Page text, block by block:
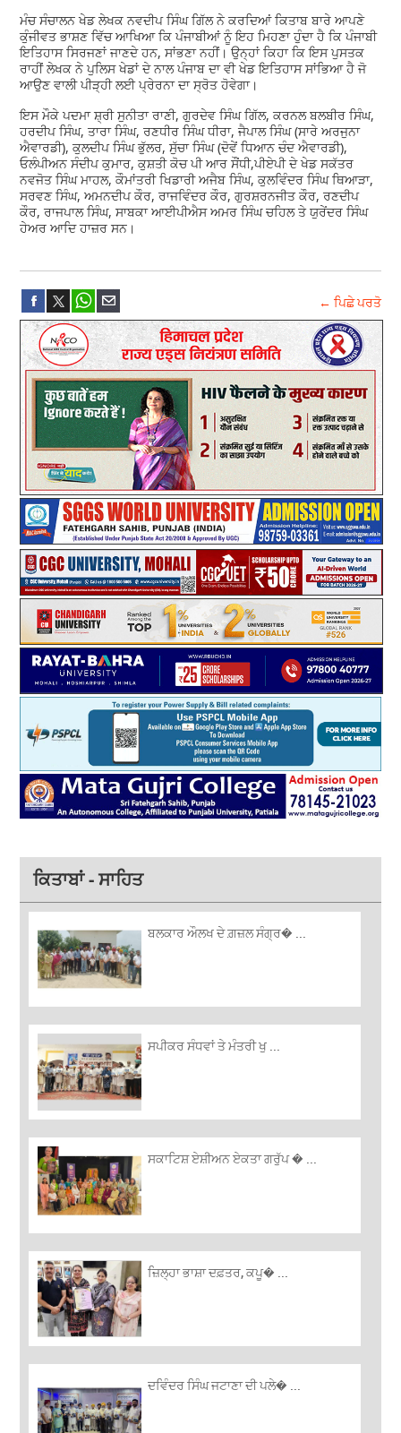
ਮੰਚ ਸੰਚਾਲਨ ਖੇਡ ਲੇਖਕ ਨਵਦੀਪ ਸਿੰਘ ਗਿੱਲ ਨੇ ਕਰਦਿਆਂ ਕਿਤਾਬ ਬਾਰੇ ਆਪਣੇ
ਕੁੰਜੀਵਤ ਭਾਸ਼ਣ ਵਿੱਚ ਆਖਿਆ ਕਿ ਪੰਜਾਬੀਆਂ ਨੂੰ ਇਹ ਮਿਹਣਾ ਹੁੰਦਾ ਹੈ ਕਿ ਪੰਜਾਬੀ
ਇਤਿਹਾਸ ਸਿਰਜਣਾਂ ਜਾਣਦੇ ਹਨ, ਸਾਂਭਣਾ ਨਹੀਂ। ਉਨ੍ਹਾਂ ਕਿਹਾ ਕਿ ਇਸ ਪੁਸਤਕ
ਰਾਹੀਂ ਲੇਖਕ ਨੇ ਪੁਲਿਸ ਖੇਡਾਂ ਦੇ ਨਾਲ ਪੰਜਾਬ ਦਾ ਵੀ ਖੇਡ ਇਤਿਹਾਸ ਸਾਂਭਿਆ ਹੈ ਜੋ
ਆਉਣ ਵਾਲੀ ਪੀੜ੍ਹੀ ਲਈ ਪ੍ਰੇਰਨਾ ਦਾ ਸ੍ਰੋਤ ਹੋਵੇਗਾ।
ਇਸ ਮੌਕੇ ਪਦਮਾ ਸ਼੍ਰੀ ਸੁਨੀਤਾ ਰਾਣੀ, ਗੁਰਦੇਵ ਸਿੰਘ ਗਿੱਲ, ਕਰਨਲ ਬਲਬੀਰ ਸਿੰਘ,
ਹਰਦੀਪ ਸਿੰਘ, ਤਾਰਾ ਸਿੰਘ, ਰਣਧੀਰ ਸਿੰਘ ਧੀਰਾ, ਜੈਪਾਲ ਸਿੰਘ (ਸਾਰੇ ਅਰਜੁਨਾ
ਐਵਾਰਡੀ), ਕੁਲਦੀਪ ਸਿੰਘ ਭੁੱਲਰ, ਸੁੱਚਾ ਸਿੰਘ (ਦੋਵੇਂ ਧਿਆਨ ਚੰਦ ਐਵਾਰਡੀ),
ਓਲੰਪੀਅਨ ਸੰਦੀਪ ਕੁਮਾਰ, ਕੁਸ਼ਤੀ ਕੋਚ ਪੀ ਆਰ ਸੌਂਧੀ,ਪੀਏਪੀ ਦੇ ਖੇਡ ਸਕੱਤਰ
ਨਵਜੋਤ ਸਿੰਘ ਮਾਹਲ, ਕੌਮਾਂਤਰੀ ਖਿਡਾਰੀ ਅਜੈਬ ਸਿੰਘ, ਕੁਲਵਿੰਦਰ ਸਿੰਘ ਥਿਆੜਾ,
ਸਰਵਣ ਸਿੰਘ, ਅਮਨਦੀਪ ਕੌਰ, ਰਾਜਵਿੰਦਰ ਕੌਰ, ਗੁਰਸ਼ਰਨਜੀਤ ਕੌਰ, ਰਣਦੀਪ
ਕੌਰ, ਰਾਜਪਾਲ ਸਿੰਘ, ਸਾਬਕਾ ਆਈਪੀਐਸ ਅਮਰ ਸਿੰਘ ਚਹਿਲ ਤੇ ਯੁਰੇਂਦਰ ਸਿੰਘ
ਹੇਅਰ ਆਦਿ ਹਾਜ਼ਰ ਸਨ।
← ਪਿਛੇ ਪਰਤੋ
ਕਿਤਾਬਾਂ - ਸਾਹਿਤ
ਬਲਕਾਰ ਔਲਖ ਦੇ ਗ਼ਜ਼ਲ ਸੰਗ੍ਰ� ...
ਸਪੀਕਰ ਸੰਧਵਾਂ ਤੇ ਮੰਤਰੀ ਖੁ ...
ਸਕਾਟਿਸ਼ ਏਸ਼ੀਅਨ ਏਕਤਾ ਗਰੁੱਪ � ...
ਜ਼ਿਲ੍ਹਾ ਭਾਸ਼ਾ ਦਫ਼ਤਰ, ਕਪੂ� ...
ਦਵਿੰਦਰ ਸਿੰਘ ਜਟਾਣਾ ਦੀ ਪਲੇ� ...